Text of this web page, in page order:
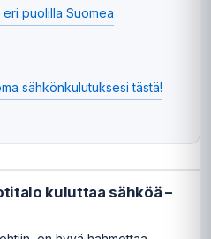
eri puolilla Suomea
sähkönkulutuksesi tästä!
kuluttaa sähköä –